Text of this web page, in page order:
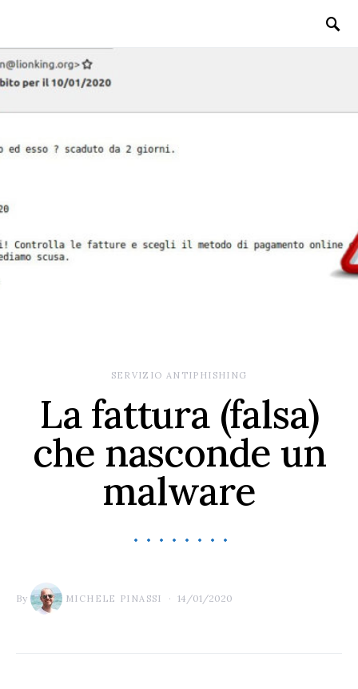
SERVIZIO ANTIPHISHING
La fattura (falsa)
che nasconde un
malware
By MICHELE PINASSI 14/01/2020